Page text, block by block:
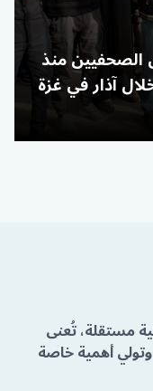
شهداء من الصحفيين منذ
آذار في غزة
مستقلة، تُعنى
أهمية خاصة